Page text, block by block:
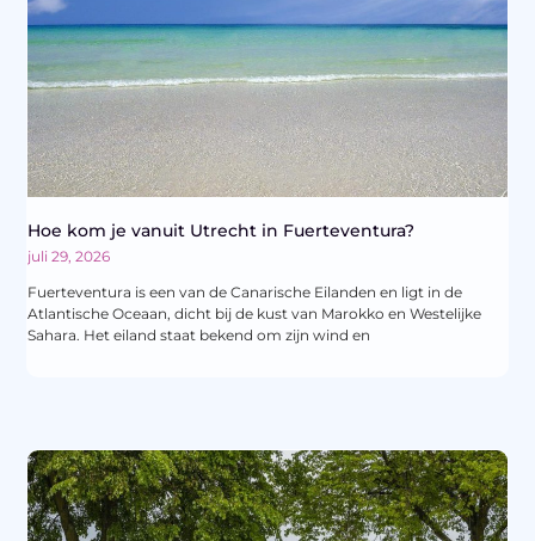
Hoe kom je vanuit Utrecht in Fuerteventura?
juli 29, 2026
Fuerteventura is een van de Canarische Eilanden en ligt in de
Atlantische Oceaan, dicht bij de kust van Marokko en Westelijke
Sahara. Het eiland staat bekend om zijn wind en